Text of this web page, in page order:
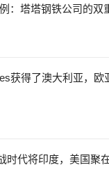
：塔塔钢铁公司的双
获得了澳大利亚，欧
时代将印度，美国聚